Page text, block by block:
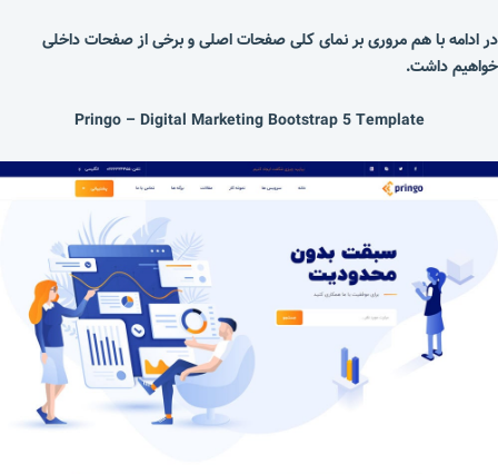
در ادامه با هم مروری بر نمای کلی صفحات اصلی و برخی از صفحات داخلی
خواهیم داشت.
Pringo – Digital Marketing Bootstrap 5 Template